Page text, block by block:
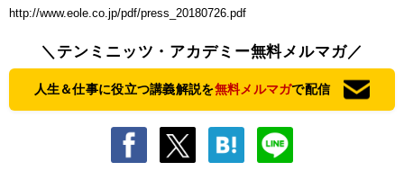
http://www.eole.co.jp/pdf/press_20180726.pdf
＼テンミニッツ・アカデミー無料メルマガ／
人生＆仕事に役立つ講義解説を無料メルマガで配信